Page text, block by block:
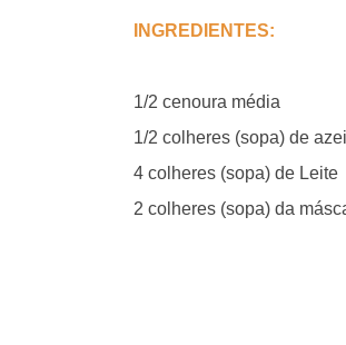
INGREDIENTES:
1/2 cenoura média
1/2 colheres (sopa) de
4 colheres (sopa) de Leite
2 colheres (sopa) da